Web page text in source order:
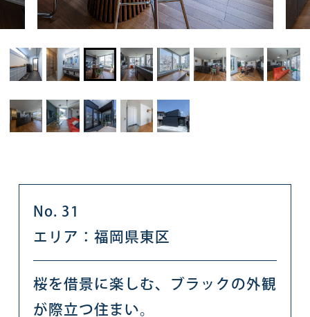
No. 31
エリア：福岡県東区
桜を借景に楽しむ、ブラックの外観
が際立つ住まい。